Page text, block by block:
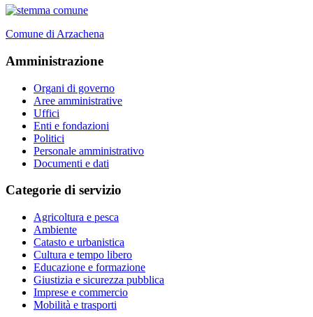
Comune di Arzachena
Amministrazione
Organi di governo
Aree amministrative
Uffici
Enti e fondazioni
Politici
Personale amministrativo
Documenti e dati
Categorie di servizio
Agricoltura e pesca
Ambiente
Catasto e urbanistica
Cultura e tempo libero
Educazione e formazione
Giustizia e sicurezza pubblica
Imprese e commercio
Mobilità e trasporti